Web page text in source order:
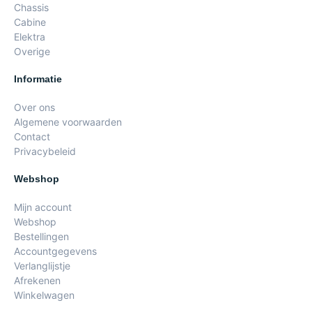
Chassis
Cabine
Elektra
Overige
Informatie
Over ons
Algemene voorwaarden
Contact
Privacybeleid
Webshop
Mijn account
Webshop
Bestellingen
Accountgegevens
Verlanglijstje
Afrekenen
Winkelwagen